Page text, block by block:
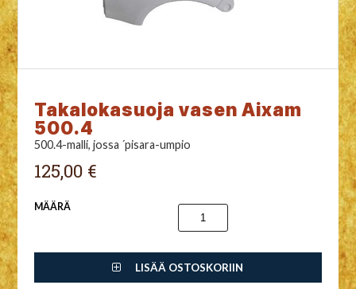
Takalokasuoja vasen Aixam
500.4
500.4-malli, jossa ´pisara-umpio
125,00 €
MÄÄRÄ
LISÄÄ OSTOSKORIIN